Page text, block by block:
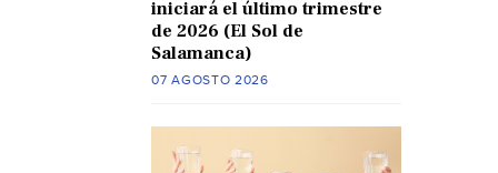
iniciará el último trimestre
de 2026 (El Sol de
Salamanca)
07 AGOSTO 2026